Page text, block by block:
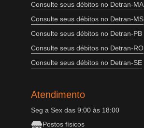
Consulte seus débitos no Detran-MA
Consulte seus débitos no Detran-MS
Consulte seus débitos no Detran-PB
Consulte seus débitos no Detran-RO
Consulte seus débitos no Detran-SE
Atendimento
Seg a Sex das 9:00 às 18:00
Postos físicos